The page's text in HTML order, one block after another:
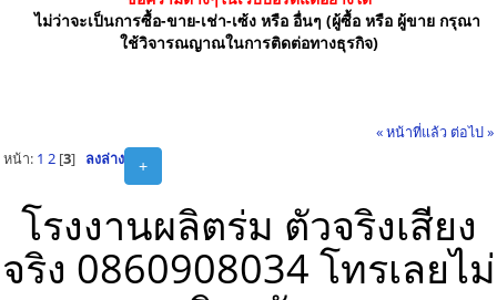
ไม่ว่าจะเป็นการซื้อ-ขาย-เช่า-เซ้ง หรือ อื่นๆ (ผู้ซื้อ หรือ ผู้ขาย กรุณา
ใช้วิจารณญาณในการติดต่อทางธุรกิจ)
« หน้าที่แล้ว ต่อไป »
+
หน้า: 1 2[3] ลงล่าง
โรงงานผลิตร่ม ตัวจริงเสียง
จริง 0860908034 โทรเลยไม่